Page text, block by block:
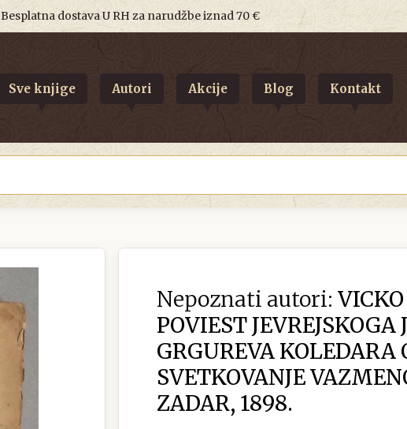
Besplatna dostava U RH za narudžbe iznad 70 €
Sve knjige Autori Akcije Blog Kontakt
Nepoznati autori:
POVIEST JEVREJSKOGA
GRGUREVA KOLEDARA
SVETKOVANJE
ZADAR, 1898.